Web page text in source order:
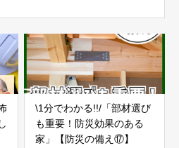
\1分でわかる!!/「部材選び
も重要！防災効果のある
家」【防災の備え⑰】